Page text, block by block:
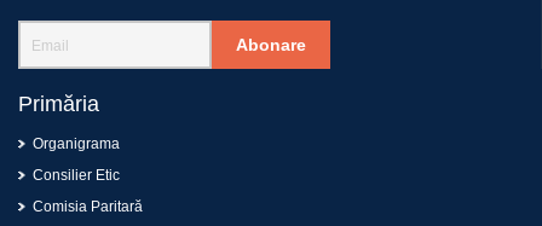
Abonare
Primăria
Organigrama
Consilier Etic
Comisia Paritară